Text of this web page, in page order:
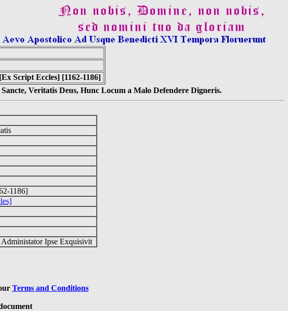
Script Eccles] [1162-1186]
Veritatis Deus, Hunc Locum a Malo Defendere Digneris.
1186]
Ipse Exquisivit
Terms and Conditions